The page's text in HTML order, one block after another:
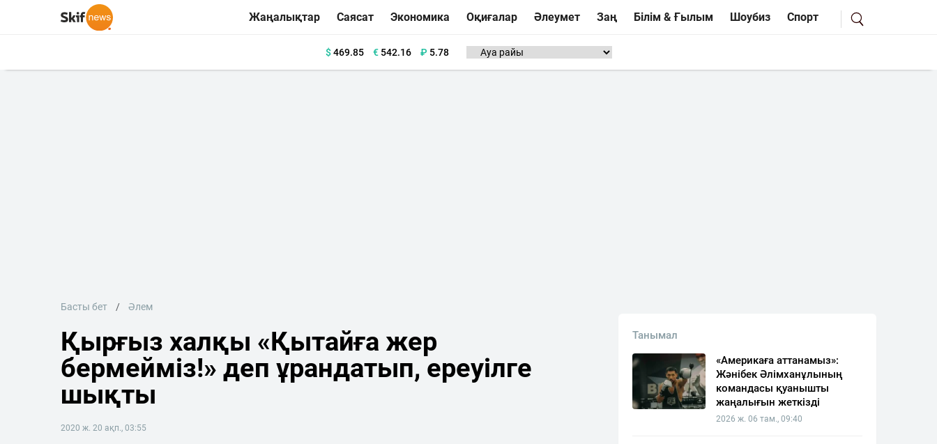
Жаңалықтар Саясат Экономика Оқиғалар Әлеумет Заң Білім & Ғылым Шоубиз Спорт
$469.85 €542.16 ₽ 5.78
Басты бет Әлем
Қырғыз халқы «Қытайға жер
бермейміз!» деп ұрандатып, ереуілге
шықты
2020 ж. 20 ақп., 03:55
Танымал
«Америкаға аттанамыз»:
Жәнібек Әлімханұлының
командасы қуанышты
жаңалығын жеткізді
2026 ж. 06 там., 09:40